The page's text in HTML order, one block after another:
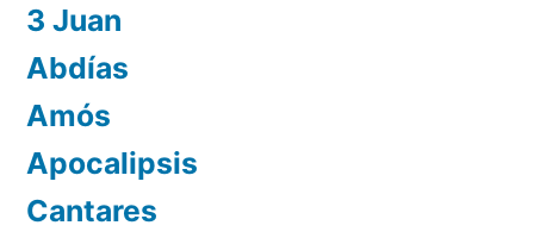
3 Juan
Abdías
Amós
Apocalipsis
Cantares